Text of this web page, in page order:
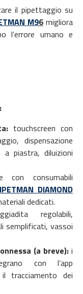
il pipettaggio su
M96 migliora
l’errore umano e
touchscreen con
dispensazione
piastra, diluizioni
con consumabili
DIAMOND
dedicati.
regolabili,
semplificati, vassoi
(a breve): i
con l’app
tracciamento dei